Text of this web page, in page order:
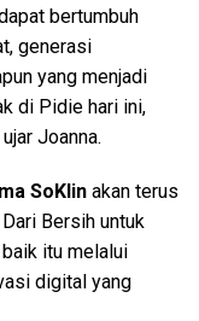
bertumbuh
generasi
yang menjadi
di Pidie hari ini,
Joanna.
SoKlin akan terus
Bersih untuk
itu melalui
digital yang